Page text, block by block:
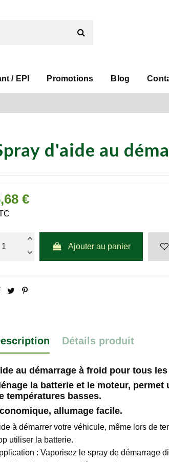
/ EPI Promotions Blog
d'aide au
€
Ajouter au panier
Détails produit
au démarrage à froid pour tous
la batterie et le moteur,
températures basses.
allumage facile.
à démarrer votre véhicule, même lors de
utiliser la batterie.
: Vaporisez le spray de démarrage